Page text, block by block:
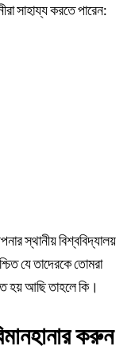
সাহায্য করতে পারেন:
স্থানীয় বিশ্ববিদ্যালয়
যে তাদেরকে তোমরা
হয় আছি তাহলে কি।
করুন